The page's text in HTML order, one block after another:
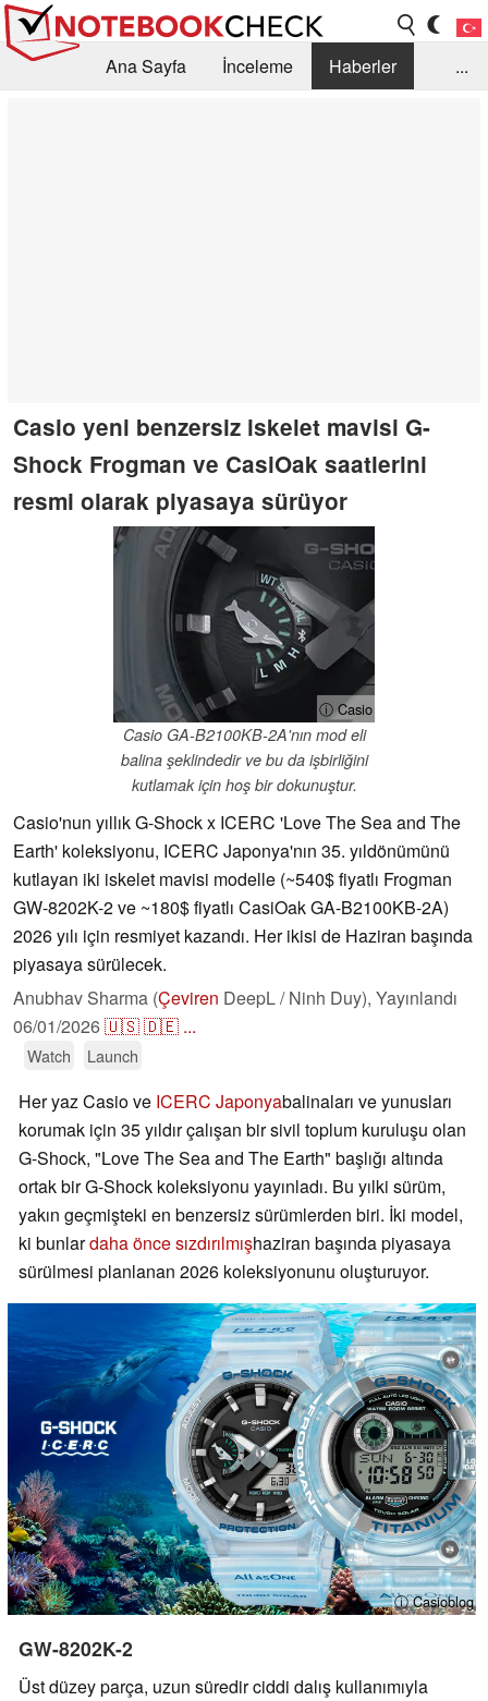
Ana Sayfa İnceleme
Haberler
...
Casio yeni benzersiz iskelet mavisi G-
Shock Frogman ve CasiOak saatlerini
resmi olarak piyasaya sürüyor
ⓘ Casio
Casio GA-B2100KB-2A'nın mod eli
balina şeklindedir ve bu da işbirliğini
kutlamak için hoş bir dokunuştur.
Casio'nun yıllık G-Shock x ICERC 'Love The Sea and The
Earth' koleksiyonu, ICERC Japonya'nın 35. yıldönümünü
kutlayan iki iskelet mavisi modelle (~540$ fiyatlı Frogman
GW-8202K-2 ve ~180$ fiyatlı CasiOak GA-B2100KB-2A)
2026 yılı için resmiyet kazandı. Her ikisi de Haziran başında
piyasaya sürülecek.
Anubhav Sharma (Çeviren DeepL / Ninh Duy), Yayınlandı
06/01/2026🇺🇸🇩🇪 ...
Watch Launch
Her yaz Casio ve ICERC Japonyabalinaları ve yunusları
korumak için 35 yıldır çalışan bir sivil toplum kuruluşu olan
G-Shock, "Love The Sea and The Earth" başlığı altında
ortak bir G-Shock koleksiyonu yayınladı. Bu yılki sürüm,
yakın geçmişteki en benzersiz sürümlerden biri. İki model,
ki bunlardaha önce sızdırılmışhaziran başında piyasaya
sürülmesi planlanan 2026 koleksiyonunu oluşturuyor.
ⓘ Casioblog
GW-8202K-2
Üst düzey parça, uzun süredir ciddi dalış kullanımıyla